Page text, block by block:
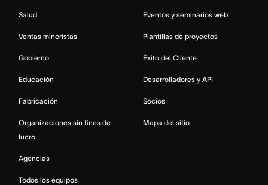
Salud
Ventas minoristas
Gobierno
Educación
Fabricación
Organizaciones sin fines de
lucro
Agencias
Todos los equipos
Eventos y seminarios web
Plantillas de proyectos
Éxito del Cliente
Desarrolladores y API
Socios
Mapa del sitio